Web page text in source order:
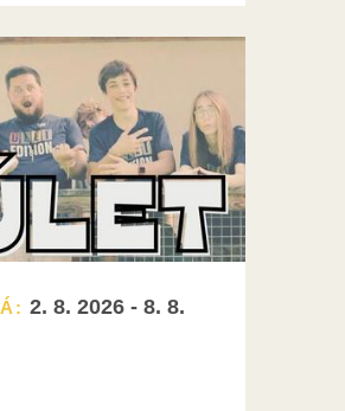
2. 8. 2026 - 8. 8.